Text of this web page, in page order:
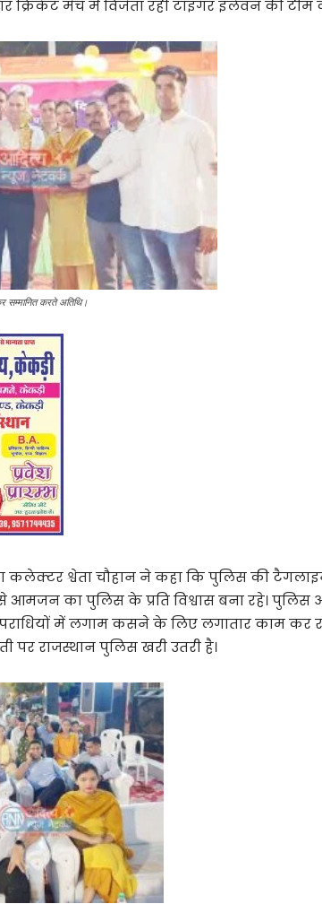
क्रिकेट मैच में विजेता रही टाइगर इलेवन की टीम
सम्मानित करते अतिथि।
कलेक्टर श्वेता चौहान ने कहा कि पुलिस की
आमजन का पुलिस के प्रति विश्वास बना रहे।
में लगाम कसने के लिए लगातार काम कर
पर राजस्थान पुलिस खरी उतरी है।